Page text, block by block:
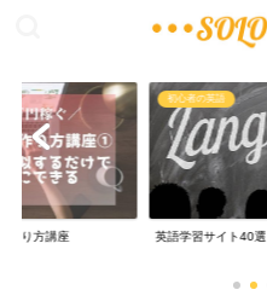
作り方講座
初心者の英語
英語学習サイト40選